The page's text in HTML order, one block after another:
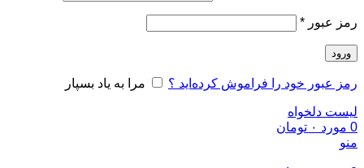
رمز عبور *الزامی
ورود
رمز عبور خود را فراموش کرده‌اید ؟ مرا به یاد بسپار
لیست دلخواه
0 مورد ۰ تومان
منو